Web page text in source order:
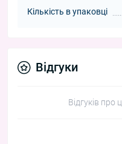
Кількість в упаковці
Відгуки
Відгуків про